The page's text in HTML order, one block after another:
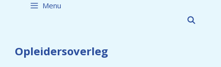
Menu
Opleidersoverleg